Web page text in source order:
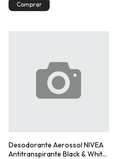
Desodorante Aerossol NIVEA
Antitranspirante Black & White